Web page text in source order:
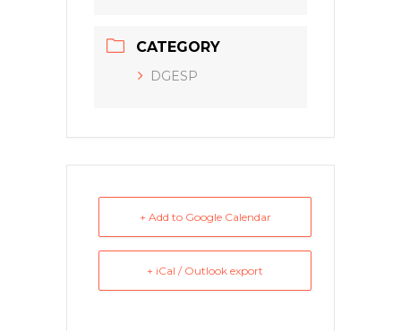
CATEGORY
DGESP
+ Add to Google Calendar
+ iCal / Outlook export